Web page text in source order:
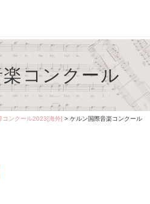
コンクール
コンクール2023[海外] > ケルン国際音楽コンクール